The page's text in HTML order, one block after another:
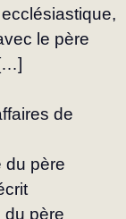
le père
de
du père
du père